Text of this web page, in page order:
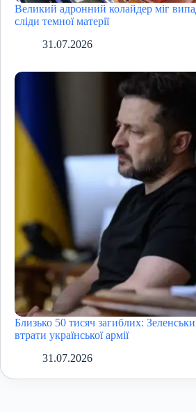
Великий адронний колайдер міг
сліди темної матерії
31.07.2026
Близько 50 тисяч загиблих:
втрати української армії
31.07.2026